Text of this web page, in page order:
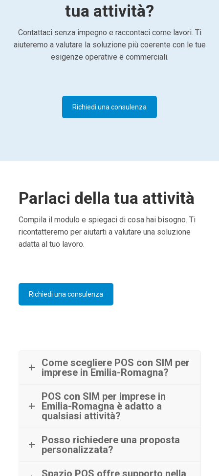
tua attività?
Contattaci senza impegno e raccontaci come lavori. Ti
aiuteremo a valutare la soluzione più coerente con le tue
esigenze operative e commerciali.
Richiedi una consulenza
Parlaci della tua attività
Compila il modulo e spiegaci di cosa hai bisogno. Ti
ricontatteremo per aiutarti a valutare una soluzione
adatta al tuo lavoro.
Richiedi una consulenza
Come scegliere POS con SIM per
imprese in Emilia-Romagna?
POS con SIM per imprese in
Emilia-Romagna è adatto a
qualsiasi attività?
Posso richiedere una proposta
personalizzata?
Spazio POS offre supporto nella